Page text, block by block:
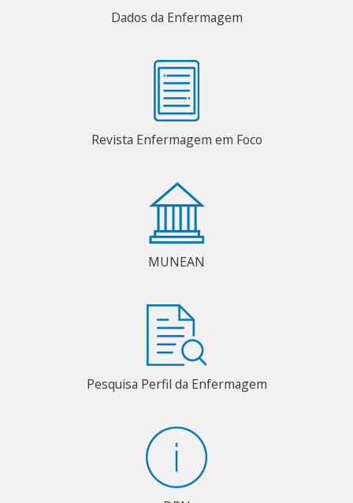
Dados da Enfermagem
Revista Enfermagem em Foco
MUNEAN
Pesquisa Perfil da Enfermagem